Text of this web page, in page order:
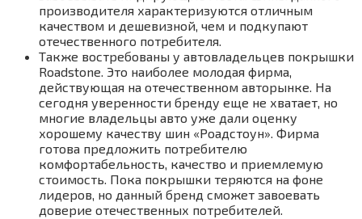
производителя характеризуются отличным
качеством и дешевизной, чем и подкупают
отечественного потребителя.
Также востребованы у автовладельцев покрышки
Roadstone. Это наиболее молодая фирма,
действующая на отечественном авторынке. На
сегодня уверенности бренду еще не хватает, но
многие владельцы авто уже дали оценку
хорошему качеству шин «Роадстоун». Фирма
готова предложить потребителю
комфортабельность, качество и приемлемую
стоимость. Пока покрышки теряются на фоне
лидеров, но данный бренд сможет завоевать
доверие отечественных потребителей.